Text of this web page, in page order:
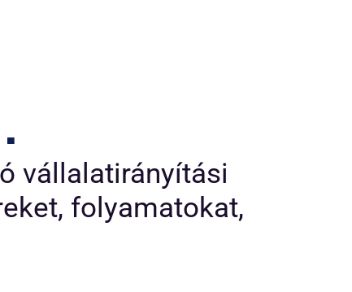
vállalatirányítási
folyamatokat,